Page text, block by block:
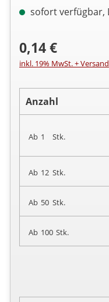
sofort verfügbar,
0,14 €
inkl. 19% MwSt. + Versand
Anzahl
Ab 1 Stk.
Ab 12 Stk.
Ab 50 Stk.
Ab 100 Stk.